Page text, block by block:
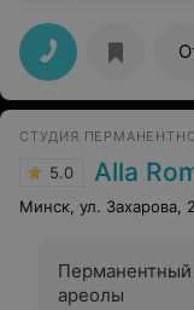
5.0 Alla
Минск, ул. Захарова,
ареолы